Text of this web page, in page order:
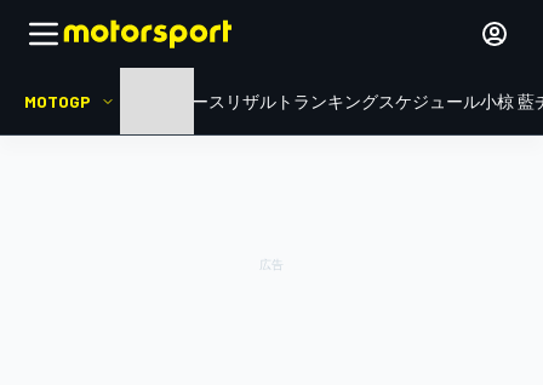
MOTOGP ニュース リザルト ランキングスケジュール小椋 藍